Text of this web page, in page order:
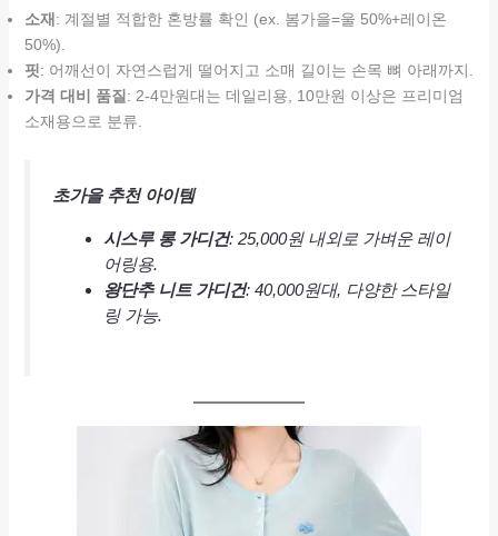
소재 : 계절별 적합한 혼방률 확인 (ex. 봄가을=울 50%+레이온
50%).
핏: 어깨선이 자연스럽게 떨어지고 소매 길이는 손목 뼈 아래까지.
가격 대비 품질 : 2-4만원대는 데일리용, 10만원 이상은 프리미엄
소재용으로 분류.
초가을 추천 아이템
시스루 롱 가디건: 25,000원 내외로 가벼운 레이
어링용.
왕단추 니트 가디건: 40,000원대, 다양한 스타일
링 가능.